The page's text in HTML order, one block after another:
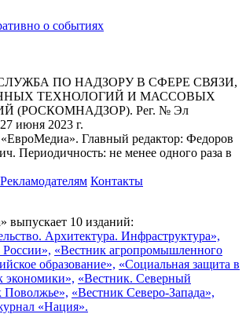
ПО НАДЗОРУ В СФЕРЕ СВЯЗИ,
ТЕХНОЛОГИЙ И МАССОВЫХ
(РОСКОМНАДЗОР). Рег. № Эл
июня 2023 г.
Главный редактор: Федоров
Периодичность: не менее одного раза в
Рекламодателям Контакты
10 изданий:
Архитектура. Инфраструктура»,
России», «Вестник агропромышленного
образование», «Социальная защита в
экономики», «Вестник. Северный
Поволжье», «Вестник Северо-Запада»,
«Нация».